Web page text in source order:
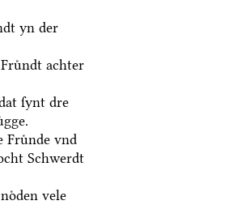
yn der
achter
ſynt dre
Fruͤnde vnd
Schwerdt
vele